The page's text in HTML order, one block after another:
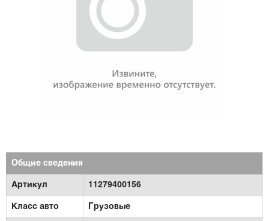
Общие сведения
Артикул 11279400156
Класс авто Грузовые